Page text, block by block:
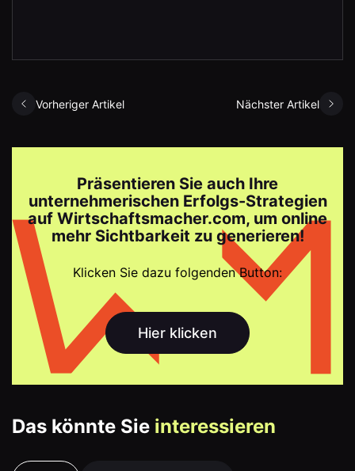
Vorheriger Artikel Nächster Artikel
Präsentieren Sie auch Ihre
unternehmerischen Erfolgs-Strategien
auf Wirtschaftsmacher.com, um online
mehr Sichtbarkeit zu generieren!
Klicken Sie dazu folgenden Button:
Hier klicken
Das könnte Sie interessieren